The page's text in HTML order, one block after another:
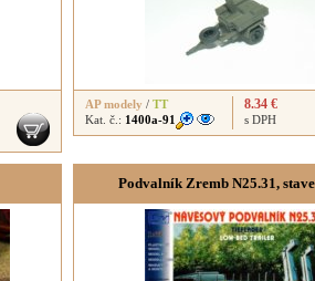
AP modely / TT
Kat. č.: 1400a-91
8.34 €
s DPH
Podvalník Zremb N25.31,